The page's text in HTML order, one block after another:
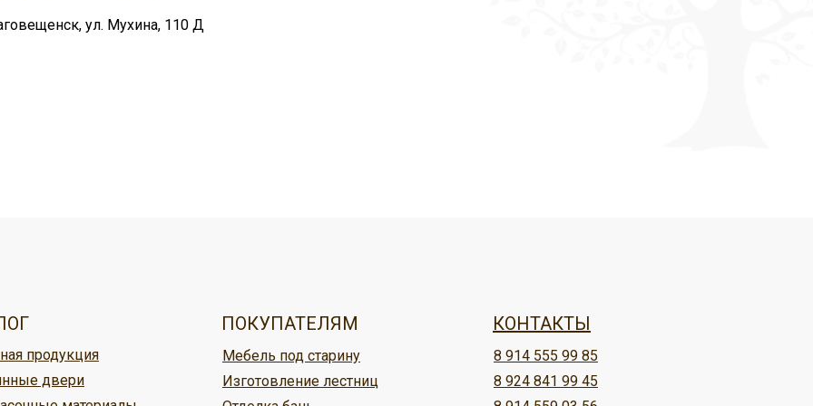
ул. Мухина, 110 Д
Кудесник
доставки,
Изготовление лестниц
Мебель под старину
ПОКУПАТЕЛЯМ
двери
продукция
8 914 555 99 85
8 924 841 99 45
КОНТАКТЫ